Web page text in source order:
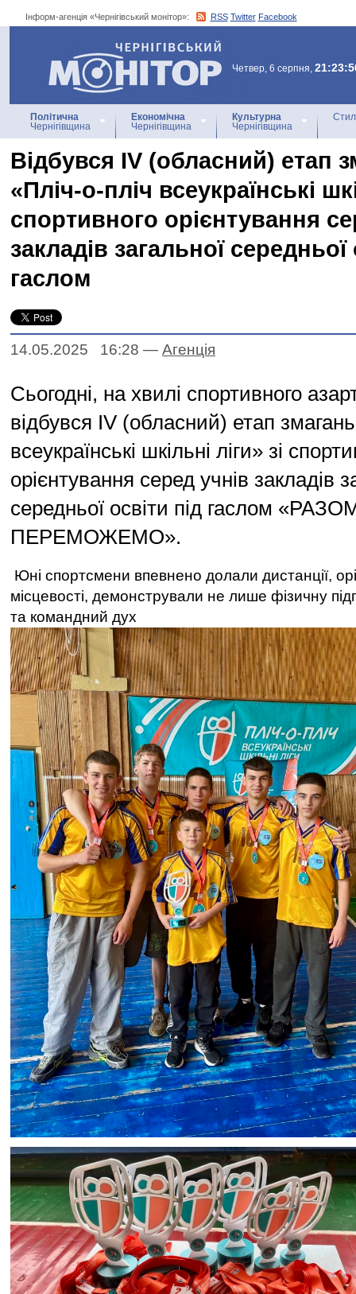
Інформ-агенція «Чернігівський монітор»: RSS Twitter Facebook
Інформ-агенція
«Чернігівський монітор»
Четвер, 6 серпня,
Політична
Чернігівщина
Економічна
Чернігівщина
Культурна
Чернігівщина
Відбувся IV (обласний) етап
«Пліч-о-пліч всеукраїнські
спортивного орієнтування
закладів загальної середньої
гаслом
14.05.2025 16:28 — Агенцiя
Сьогодні, на хвилі спортивного
відбувся IV (обласний) етап
всеукраїнські шкільні ліги» зі
орієнтування серед учнів закладів
середньої освіти під гаслом
ПЕРЕМОЖЕМО».
Юні спортсмени впевнено долали дистанції,
місцевості, демонстрували не лише фізичну
та командний дух